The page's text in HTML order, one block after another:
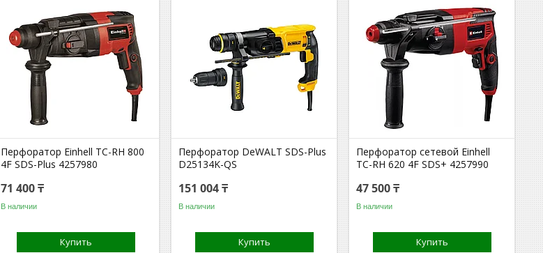
Перфоратор Einhell TC-RH 800
4F SDS-Plus 4257980
71 400 ₸
В наличии
Купить
Перфоратор DeWALT SDS-Plus
D25134K-QS
151 004 ₸
В наличии
Купить
Перфоратор сетевой Einhell
TC-RH 620 4F SDS+ 4257990
47 500 ₸
В наличии
Купить